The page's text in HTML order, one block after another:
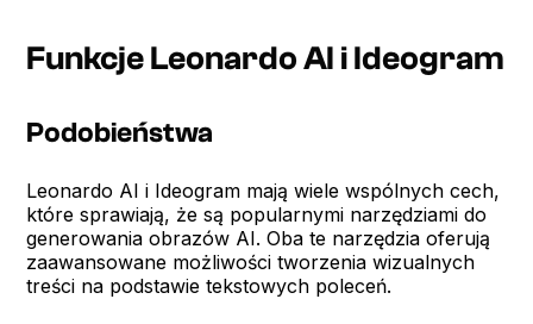
Funkcje Leonardo AI i Ideogram
Podobieństwa
Leonardo AI i Ideogram mają wiele wspólnych cech,
które sprawiają, że są popularnymi narzędziami do
generowania obrazów AI. Oba te narzędzia oferują
zaawansowane możliwości tworzenia wizualnych
treści na podstawie tekstowych poleceń.